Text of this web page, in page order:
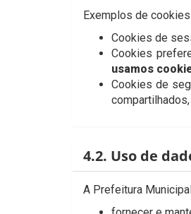
Exemplos de
Cookies de
Cookies
usamos
Cookies de
4.2. Uso de
A Prefeitura